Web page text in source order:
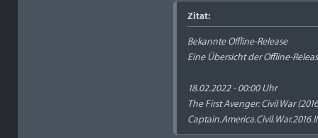
Zitat:
Bekannte Offline-Release
Eine Übersicht der Offline-
18.02.2022 - 00:00 Uhr
The First Avenger: Civil War